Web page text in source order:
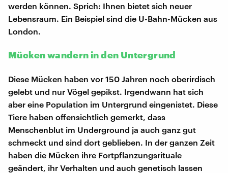
werden können. Sprich: Ihnen bietet sich neuer
Lebensraum. Ein Beispiel sind die U-Bahn-Mücken aus
London.
Mücken wandern in den Untergrund
Diese Mücken haben vor 150 Jahren noch oberirdisch
gelebt und nur Vögel gepikst. Irgendwann hat sich
aber eine Population im Untergrund eingenistet. Diese
Tiere haben offensichtlich gemerkt, dass
Menschenblut im Underground ja auch ganz gut
schmeckt und sind dort geblieben. In der ganzen Zeit
haben die Mücken ihre Fortpflanzungsrituale
geändert, ihr Verhalten und auch genetisch lassen